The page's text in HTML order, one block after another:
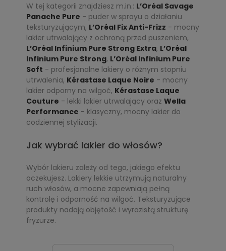
W tej kategorii znajdziesz m.in.: L’Oréal Savage
Panache Pure - puder w sprayu o działaniu
teksturyzującym, L’Oréal Fix Anti-Frizz - mocny
lakier utrwalający z ochroną przed puszeniem,
L’Oréal Infinium Pure Strong Extra, L’Oréal
Infinium Pure Strong, L’Oréal Infinium Pure
Soft - profesjonalne lakiery o różnym stopniu
utrwalenia, Kérastase Laque Noire - mocny
lakier odporny na wilgoć, Kérastase Laque
Couture - lekki lakier utrwalający oraz Wella
Performance - klasyczny, mocny lakier do
codziennej stylizacji.
Jak wybrać lakier do włosów?
Wybór lakieru zależy od tego, jakiego efektu
oczekujesz. Lakiery lekkie utrzymują naturalny
ruch włosów, a mocne zapewniają pełną
kontrolę i odporność na wilgoć. Teksturyzujące
produkty nadają objętość i wyrazistą strukturę
fryzurze.